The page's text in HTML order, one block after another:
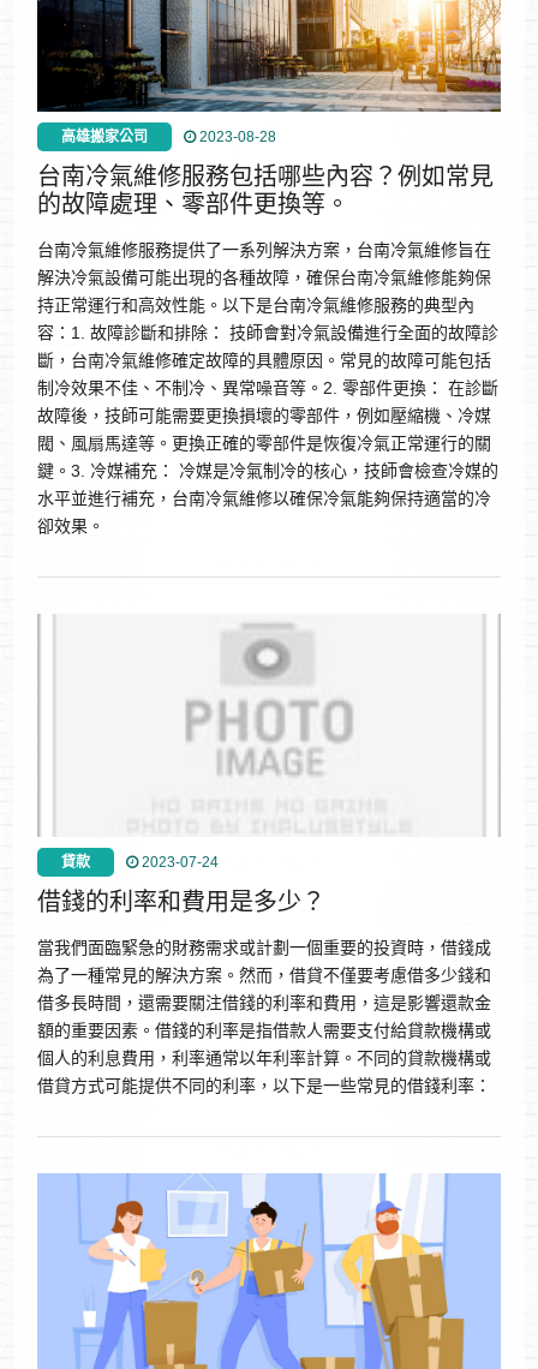
高雄搬家公司 2023-08-28
台南冷氣維修服務包括哪些內容？例如常見
的故障處理、零部件更換等。
台南冷氣維修服務提供了一系列解決方案，台南冷氣維修旨在
解決冷氣設備可能出現的各種故障，確保台南冷氣維修能夠保
持正常運行和高效性能。以下是台南冷氣維修服務的典型內
容：1. 故障診斷和排除： 技師會對冷氣設備進行全面的故障診
斷，台南冷氣維修確定故障的具體原因。常見的故障可能包括
制冷效果不佳、不制冷、異常噪音等。2. 零部件更換： 在診斷
故障後，技師可能需要更換損壞的零部件，例如壓縮機、冷媒
閥、風扇馬達等。更換正確的零部件是恢復冷氣正常運行的關
鍵。3. 冷媒補充： 冷媒是冷氣制冷的核心，技師會檢查冷媒的
水平並進行補充，台南冷氣維修以確保冷氣能夠保持適當的冷
卻效果。
貸款 2023-07-24
借錢的利率和費用是多少？
當我們面臨緊急的財務需求或計劃一個重要的投資時，借錢成
為了一種常見的解決方案。然而，借貸不僅要考慮借多少錢和
借多長時間，還需要關注借錢的利率和費用，這是影響還款金
額的重要因素。借錢的利率是指借款人需要支付給貸款機構或
個人的利息費用，利率通常以年利率計算。不同的貸款機構或
借貸方式可能提供不同的利率，以下是一些常見的借錢利率：